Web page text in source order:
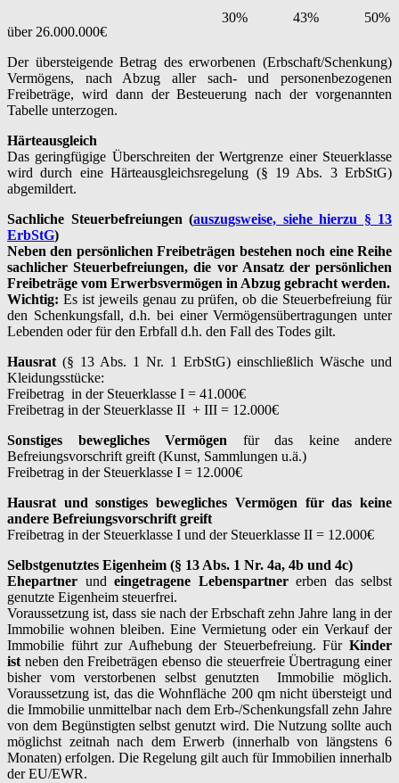
über 26.000.000€
30% 43% 50%
Der übersteigende Betrag des erworbenen (Erbschaft/Schenkung)
Vermögens, nach Abzug aller sach- und personenbezogenen
Freibeträge, wird dann der Besteuerung nach der vorgenannten
Tabelle unterzogen.
Härteausgleich
Das geringfügige Überschreiten der Wertgrenze einer Steuerklasse
wird durch eine Härteausgleichsregelung (§ 19 Abs. 3 ErbStG)
abgemildert.
Sachliche Steuerbefreiungen (auszugsweise, siehe hierzu § 13
ErbStG)
Neben den persönlichen Freibeträgen bestehen noch eine Reihe
sachlicher Steuerbefreiungen, die vor Ansatz der persönlichen
Freibeträge vom Erwerbsvermögen in Abzug gebracht werden.
Wichtig: Es ist jeweils genau zu prüfen, ob die Steuerbefreiung für
den Schenkungsfall, d.h. bei einer Vermögensübertragungen unter
Lebenden oder für den Erbfall d.h. den Fall des Todes gilt.
Hausrat (§ 13 Abs. 1 Nr. 1 ErbStG) einschließlich Wäsche und
Kleidungsstücke:
Freibetrag in der Steuerklasse I = 41.000€
Freibetrag in der Steuerklasse II + III = 12.000€
Sonstiges bewegliches Vermögen für das keine andere
Befreiungsvorschrift greift (Kunst, Sammlungen u.ä.)
Freibetrag in der Steuerklasse I = 12.000€
Hausrat und sonstiges bewegliches Vermögen für das keine
andere Befreiungsvorschrift greift
Freibetrag in der Steuerklasse I und der Steuerklasse II = 12.000€
Selbstgenutztes Eigenheim (§ 13 Abs. 1 Nr. 4a, 4b und 4c)
Ehepartner und eingetragene Lebenspartnererben das selbst
genutzte Eigenheim steuerfrei.
Voraussetzung ist, dass sie nach der Erbschaft zehn Jahre lang in der
Immobilie wohnen bleiben. Eine Vermietung oder ein Verkauf der
Immobilie führt zur Aufhebung der Steuerbefreiung. Für Kinder
ist neben den Freibeträgen ebenso die steuerfreie Übertragung einer
bisher vom verstorbenen selbst genutzten Immobilie möglich.
Voraussetzung ist, das die Wohnfläche 200 qm nicht übersteigt und
die Immobilie unmittelbar nach dem Erb-/Schenkungsfall zehn Jahre
von dem Begünstigten selbst genutzt wird. Die Nutzung sollte auch
möglichst zeitnah nach dem Erwerb (innerhalb von längstens 6
Monaten) erfolgen. Die Regelung gilt auch für Immobilien innerhalb
der EU/EWR.